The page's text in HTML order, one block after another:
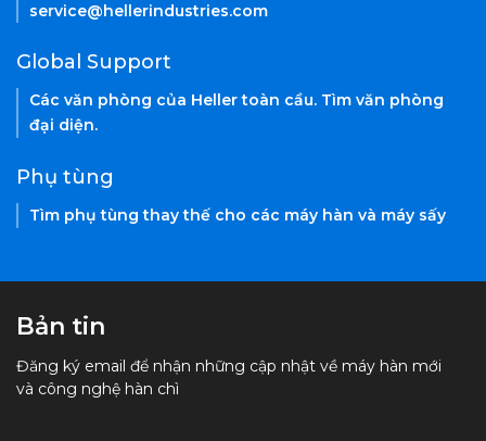
service@hellerindustries.com
Global Support
Các văn phòng của Heller toàn cầu. Tìm văn phòng
đại diện.
Phụ tùng
Tìm phụ tùng thay thế cho các máy hàn và máy sấy
Bản tin
Đăng ký email để nhận những cập nhật về máy hàn mới
và công nghệ hàn chì